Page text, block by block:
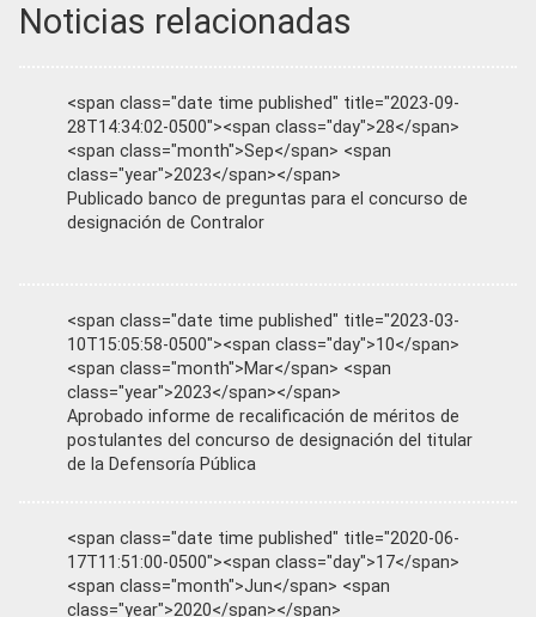
Noticias relacionadas
<span class="date time published" title="2023-09-
28T14:34:02-0500"><span class="day">28</span>
<span class="month">Sep</span> <span
class="year">2023</span></span>
Publicado banco de preguntas para el concurso de
designación de Contralor
<span class="date time published" title="2023-03-
10T15:05:58-0500"><span class="day">10</span>
<span class="month">Mar</span> <span
class="year">2023</span></span>
Aprobado informe de recalificación de méritos de
postulantes del concurso de designación del titular
de la Defensoría Pública
<span class="date time published" title="2020-06-
17T11:51:00-0500"><span class="day">17</span>
<span class="month">Jun</span> <span
class="year">2020</span></span>